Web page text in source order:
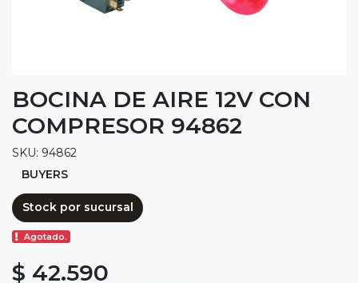
BOCINA DE AIRE 12V CON
COMPRESOR 94862
SKU: 94862
BUYERS
Stock por sucursal
Agotado.
$ 42.590